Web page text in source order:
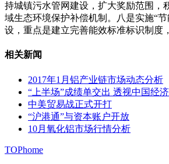
持城镇污水管网建设，扩大奖励范围，
域生态环境保护补偿机制。八是实施“
设，重点是建立完善能效标准标识制度
相关新闻
2017年1月铝产业链市场动态分析
“上半场”成绩单交出 透视中国经
中美贸易战正式开打
“沪港通”与资本账户开放
10月氧化铝市场行情分析
TOPhome